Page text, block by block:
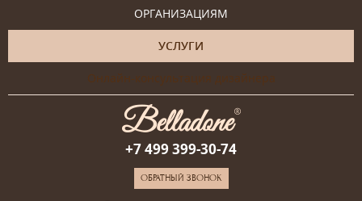
ОРГАНИЗАЦИЯМ
УСЛУГИ
Онлайн-консультация дизайнера
+7 499 399-30-74
ОБРАТНЫЙ ЗВОНОК